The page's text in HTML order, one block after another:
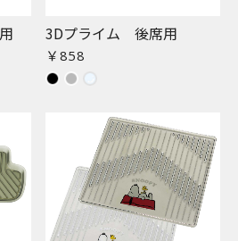
3Dプライム 後席用
￥858